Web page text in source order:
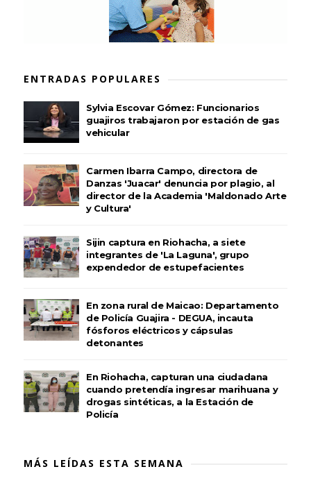
ENTRADAS POPULARES
Sylvia Escovar Gómez: Funcionarios
guajiros trabajaron por estación de gas
vehicular
Carmen Ibarra Campo, directora de
Danzas 'Juacar' denuncia por plagio, al
director de la Academia 'Maldonado Arte
y Cultura'
Sijin captura en Riohacha, a siete
integrantes de 'La Laguna', grupo
expendedor de estupefacientes
En zona rural de Maicao: Departamento
de Policía Guajira - DEGUA, incauta
fósforos eléctricos y cápsulas
detonantes
En Riohacha, capturan una ciudadana
cuando pretendía ingresar marihuana y
drogas sintéticas, a la Estación de
Policía
MÁS LEÍDAS ESTA SEMANA